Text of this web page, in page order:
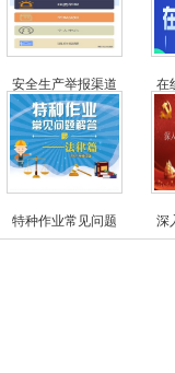
安全生产举报渠道 在
特种作业常见问题 深